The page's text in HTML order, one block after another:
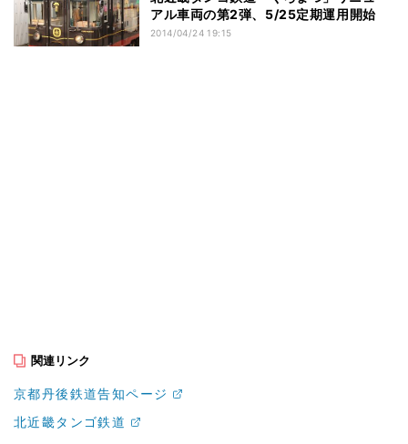
アル車両の第2弾、5/25定期運用開始
2014/04/24 19:15
関連リンク
京都丹後鉄道告知ページ
北近畿タンゴ鉄道